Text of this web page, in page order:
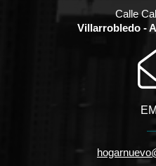
Calle
Villarrobledo -